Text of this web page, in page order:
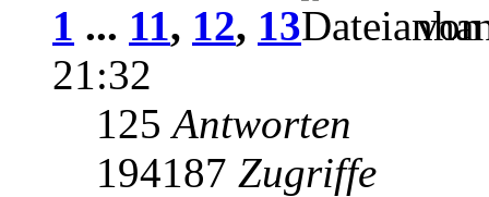
1 ... 11, 12, 13
21:32
125Antworten
194187 Zugriffe